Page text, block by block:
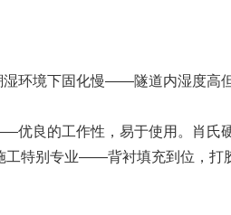
环境下固化慢——隧道内湿度
良的工作性，易于使用。肖
特别专业——背衬填充到位，打